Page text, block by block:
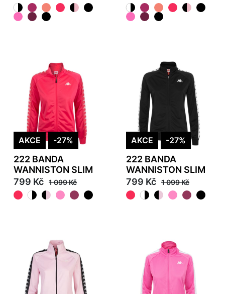
AKCE -27%
222 BANDA
WANNISTON SLIM
799 Kč 1 099 Kč
AKCE -27%
222 BANDA
WANNISTON SLIM
799 Kč 1 099 Kč